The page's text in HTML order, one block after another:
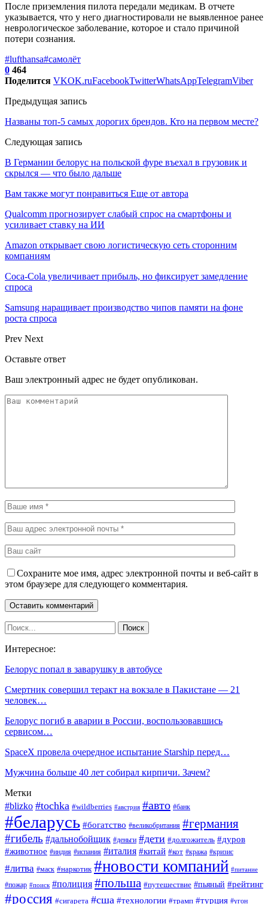
После приземления пилота передали медикам. В отчете
указывается, что у него диагностировали не выявленное ранее
неврологическое заболевание, которое и стало причиной
потери сознания.
#lufthansa#самолёт
0 464
Поделится VKOK.ruFacebookTwitterWhatsAppTelegramViber
Предыдущая запись
Названы топ-5 самых дорогих брендов. Кто на первом месте?
Следующая запись
В Германии белорус на польской фуре въехал в грузовик и
скрылся — что было дальше
Вам также могут понравиться Еще от автора
Qualcomm прогнозирует слабый спрос на смартфоны и
усиливает ставку на ИИ
Amazon открывает свою логистическую сеть сторонним
компаниям
Coca-Cola увеличивает прибыль, но фиксирует замедление
спроса
Samsung наращивает производство чипов памяти на фоне
роста спроса
Prev Next
Оставьте ответ
Ваш электронный адрес не будет опубликован.
Сохраните мое имя, адрес электронной почты и веб-сайт в
этом браузере для следующего комментария.
Интересное:
Белорус попал в заварушку в автобусе
Смертник совершил теракт на вокзале в Пакистане — 21
человек…
Белорус погиб в аварии в России, воспользовавшись
сервисом…
SpaceX провела очередное испытание Starship перед…
Мужчина больше 40 лет собирал кирпичи. Зачем?
Метки
#blizko #tochka #wildberries #австрия #авто #банк
#беларусь #богатство #великобритания #германия
#гибель #дальнобойщик #деньги #дети #долгожитель #дуров
#животное #индия #испания #италия #китай #кот #кража #кризис
#литва #маск #наркотик #новости компаний #питание
#пожар #поиск #полиция #польша #путешествие #пьяный #рейтинг
#россия #сигарета #сша #технологии #трамп #турция #угон